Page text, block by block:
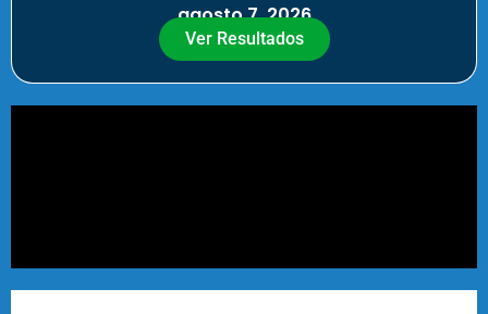
agosto 7, 2026
Ver Resultados